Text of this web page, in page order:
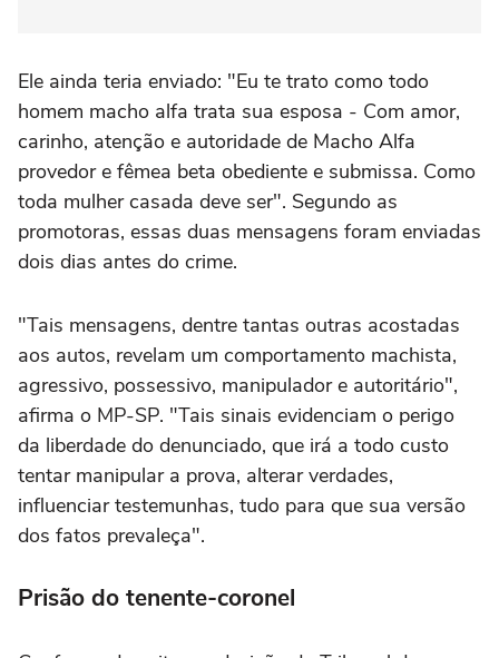
Ele ainda teria enviado: "Eu te trato como todo
homem macho alfa trata sua esposa - Com amor,
carinho, atenção e autoridade de Macho Alfa
provedor e fêmea beta obediente e submissa. Como
toda mulher casada deve ser". Segundo as
promotoras, essas duas mensagens foram enviadas
dois dias antes do crime.
"Tais mensagens, dentre tantas outras acostadas
aos autos, revelam um comportamento machista,
agressivo, possessivo, manipulador e autoritário",
afirma o MP-SP. "Tais sinais evidenciam o perigo
da liberdade do denunciado, que irá a todo custo
tentar manipular a prova, alterar verdades,
influenciar testemunhas, tudo para que sua versão
dos fatos prevaleça".
Prisão do tenente-coronel